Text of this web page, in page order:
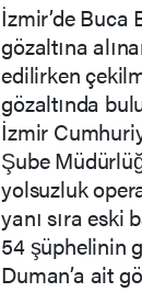
İzmir’de Buca
gözaltına
edilirken
gözaltında
İzmir
Şube
yolsuzluk
yanı sıra eski
54 şüphelinin
Duman’a ait